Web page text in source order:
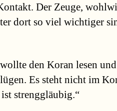
Der Zeuge,
dort so viel wichtiger
den Koran lesen
Es steht nicht im
strenggläubig.“